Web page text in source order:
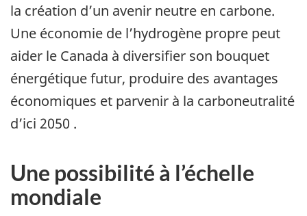
la création d’un avenir neutre en carbone.
Une économie de l’hydrogène propre peut
aider le Canada à diversifier son bouquet
énergétique futur, produire des avantages
économiques et parvenir à la carboneutralité
d’ici 2050 .
Une possibilité à l’échelle
mondiale